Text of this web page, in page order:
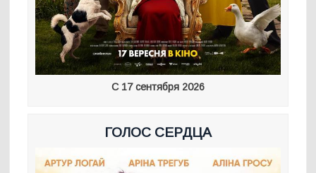
С 17 сентября 2026
ГОЛОС СЕРДЦА